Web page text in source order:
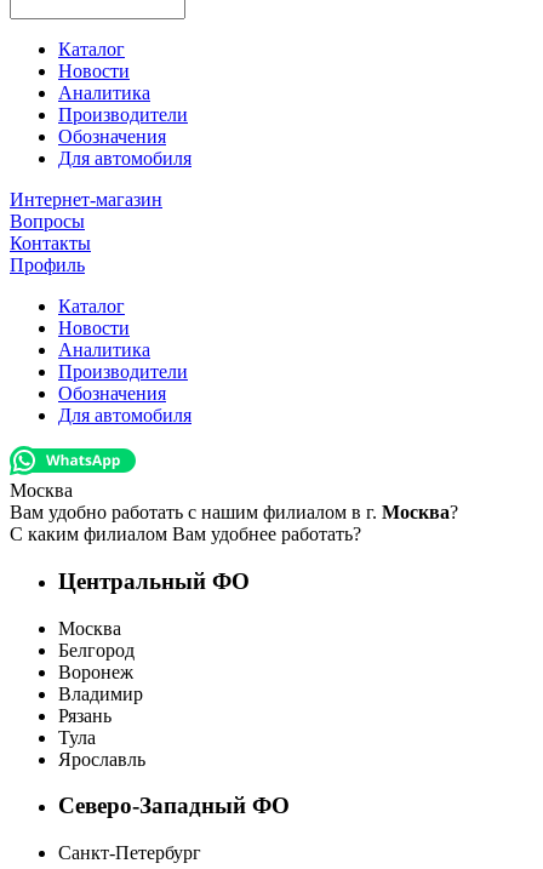
Каталог
Новости
Аналитика
Производители
Обозначения
Для автомобиля
Интернет-магазин
Вопросы
Контакты
Профиль
Каталог
Новости
Аналитика
Производители
Обозначения
Для автомобиля
Москва
Вам удобно работать с нашим филиалом в г. Москва?
С каким филиалом Вам удобнее работать?
Центральный ФО
Москва
Белгород
Воронеж
Владимир
Рязань
Тула
Ярославль
Северо-Западный ФО
Санкт-Петербург